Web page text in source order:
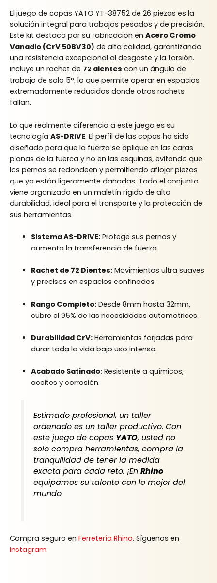
El juego de copas YATO YT-38752 de 26 piezas es la
solución integral para trabajos pesados y de precisión.
Este kit destaca por su fabricación en Acero Cromo
Vanadio (CrV 50BV30) de alta calidad, garantizando
una resistencia excepcional al desgaste y la torsión.
Incluye un rachet de 72 dientes con un ángulo de
trabajo de solo 5°, lo que permite operar en espacios
extremadamente reducidos donde otros rachets
fallan.
Lo que realmente diferencia a este juego es su
tecnología AS-DRIVE. El perfil de las copas ha sido
diseñado para que la fuerza se aplique en las caras
planas de la tuerca y no en las esquinas, evitando que
los pernos se redondeen y permitiendo aflojar piezas
que ya están ligeramente dañadas. Todo el conjunto
viene organizado en un maletín rígido de alta
durabilidad, ideal para el transporte y la protección de
sus herramientas.
Sistema AS-DRIVE:Protege sus pernos y
aumenta la transferencia de fuerza.
Rachet de 72 Dientes:Movimientos ultra suaves
y precisos en espacios confinados.
Rango Completo:Desde 8mm hasta 32mm,
cubre el 95% de las necesidades automotrices.
Durabilidad CrV:Herramientas forjadas para
durar toda la vida bajo uso intenso.
Acabado Satinado:Resistente a químicos,
aceites y corrosión.
Estimado profesional, un taller
ordenado es un taller productivo. Con
este juego de copas YATO, usted no
solo compra herramientas, compra la
tranquilidad de tener la medida
exacta para cada reto. ¡EnRhino
equipamos su talento con lo mejor del
mundo
Compra seguro en Ferretería Rhino. Síguenos en
Instagram.